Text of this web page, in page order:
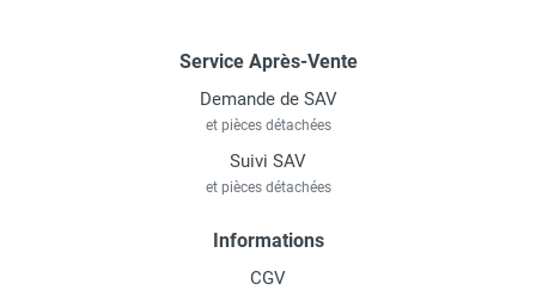
Service Après-Vente
Demande de SAV
et pièces détachées
Suivi SAV
et pièces détachées
Informations
CGV